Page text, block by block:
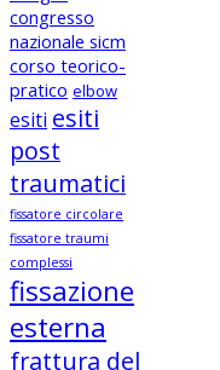
congresso
nazionale sicm
corso teorico-
pratico elbow
esiti esiti
post
traumatici
fissatore circolare
fissatore traumi
complessi
fissazione
esterna
frattura del